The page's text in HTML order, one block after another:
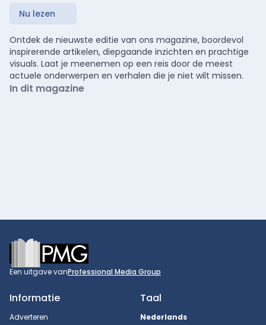
Nu lezen
Ontdek de nieuwste editie van ons magazine, boordevol
inspirerende artikelen, diepgaande inzichten en prachtige
visuals. Laat je meenemen op een reis door de meest
actuele onderwerpen en verhalen die je niet wilt missen.
In dit magazine
Footer
Een uitgave vanProfessional Media Group
Informatie
Adverteren
Taal
Nederlands